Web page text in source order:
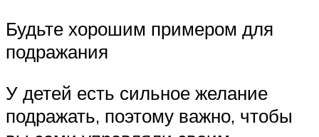
Будьте хорошим примером для
подражания
У детей есть сильное желание
подражать, поэтому важно, чтобы